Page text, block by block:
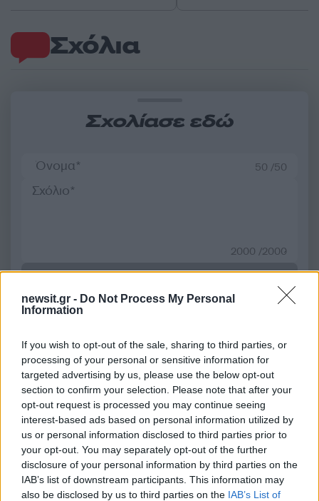
newsit.gr - Do Not Process My Personal
Information
If you wish to opt-out of the sale, sharing to third parties, or
processing of your personal or sensitive information for
targeted advertising by us, please use the below opt-out
section to confirm your selection. Please note that after your
opt-out request is processed you may continue seeing
interest-based ads based on personal information utilized by
us or personal information disclosed to third parties prior to
your opt-out. You may separately opt-out of the further
disclosure of your personal information by third parties on the
IAB’s list of downstream participants. This information may
also be disclosed by us to third parties on the IAB’s List of
Σχόλια
Σχολίασε εδώ
50 /50
2000 /2000
Όροι Χρήσης. Το site προστατεύεται από reCAPTCHA, ισχύουν
Χρηστικά
ΑΚΙΝΗΤΑ
ΑΚΙΝΗΤΑ ΔΗΜΟΣΙΟΥ
Share:
Ακολουθήστε το Νewsit.gr στο Google News
και
ενημερωθείτε πρώτοι για όλη την ειδησεογραφία και τα
τελευταία νέατης ημέρας